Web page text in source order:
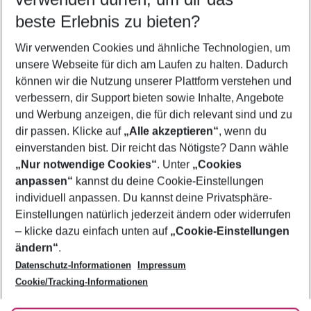
5-8 Nächte
2 Erwachsene Keine Kinder
Mehr Filter anzeigen
Footer
Footer navigation
Über uns
AGB
Bestpreisgarantie
Cookie-Einstellungen ändern
Cookie-Richtlinie
Agenturbetreuung
Barrierefreies Reisen
Folge uns
beste Erlebnis zu bieten?
Wir verwenden Cookies und ähnliche Technologien, um
unsere Webseite für dich am Laufen zu halten. Dadurch
können wir die Nutzung unserer Plattform verstehen und
verbessern, dir Support bieten sowie Inhalte, Angebote
und Werbung anzeigen, die für dich relevant sind und zu
dir passen. Klicke auf „Alle akzeptieren“, wenn du
einverstanden bist. Dir reicht das Nötigste? Dann wähle
„Nur notwendige Cookies“. Unter „Cookies
anpassen“ kannst du deine Cookie-Einstellungen
individuell anpassen. Du kannst deine Privatsphäre-
Einstellungen natürlich jederzeit ändern oder widerrufen
– klicke dazu einfach unten auf „Cookie-Einstellungen
ändern“.
Datenschutz-Informationen
Impressum
Cookie/Tracking-Informationen